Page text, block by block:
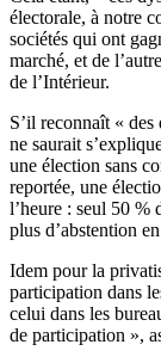
électorale, à notre
sociétés qui ont
marché, et de
de l’Intérieur.
S’il reconnaît «
ne saurait
une élection sans
reportée, une
l’heure : seul 50 %
plus d’abstention
Idem pour la
participation dans
celui dans les
de participation »,